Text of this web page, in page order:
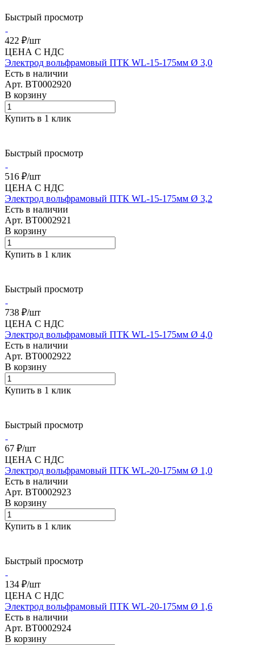
Быстрый просмотр
422 ₽/шт
ЦЕНА С НДС
Электрод вольфрамовый ПТК WL-15-175мм Ø 3,0
Есть в наличии
Арт. BT0002920
В корзину
Купить в 1 клик
Быстрый просмотр
516 ₽/шт
ЦЕНА С НДС
Электрод вольфрамовый ПТК WL-15-175мм Ø 3,2
Есть в наличии
Арт. BT0002921
В корзину
Купить в 1 клик
Быстрый просмотр
738 ₽/шт
ЦЕНА С НДС
Электрод вольфрамовый ПТК WL-15-175мм Ø 4,0
Есть в наличии
Арт. BT0002922
В корзину
Купить в 1 клик
Быстрый просмотр
67 ₽/шт
ЦЕНА С НДС
Электрод вольфрамовый ПТК WL-20-175мм Ø 1,0
Есть в наличии
Арт. BT0002923
В корзину
Купить в 1 клик
Быстрый просмотр
134 ₽/шт
ЦЕНА С НДС
Электрод вольфрамовый ПТК WL-20-175мм Ø 1,6
Есть в наличии
Арт. BT0002924
В корзину